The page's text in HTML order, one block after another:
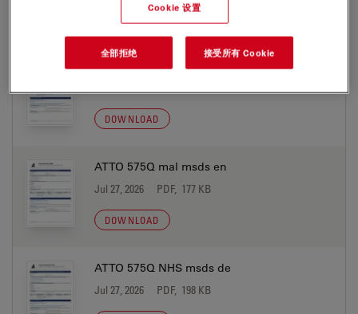
ATTO 575Q mal msds de
DOWNLOAD
ATTO 575Q mal msds en
Jul 27, 2026 PDF, 177 KB
DOWNLOAD
ATTO 575Q NHS msds de
Jul 27, 2026 PDF, 198 KB
Cookie 设置
全部拒绝 接受所有 Cookie